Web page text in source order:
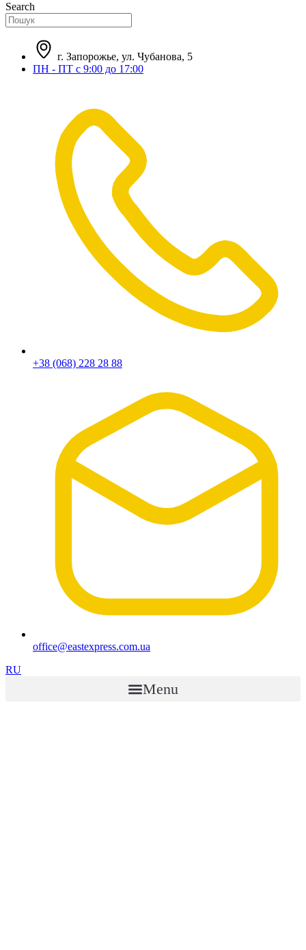
Search
г. Запорожье, ул. Чубанова, 5
ПН - ПТ с 9:00 до 17:00
+38 (068) 228 28 88
office@eastexpress.com.ua
RU
Menu